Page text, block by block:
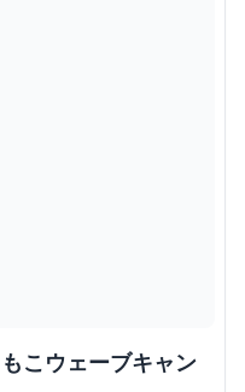
こウェーブキャン